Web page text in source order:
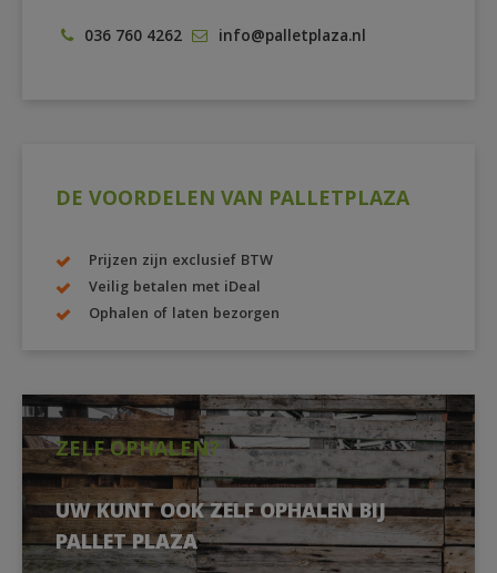
036 760 4262 info@palletplaza.nl
DE VOORDELEN VAN PALLETPLAZA
Prijzen zijn exclusief BTW
Veilig betalen met iDeal
Ophalen of laten bezorgen
ZELF OPHALEN?
UW KUNT OOK ZELF OPHALEN BIJ
PALLET PLAZA